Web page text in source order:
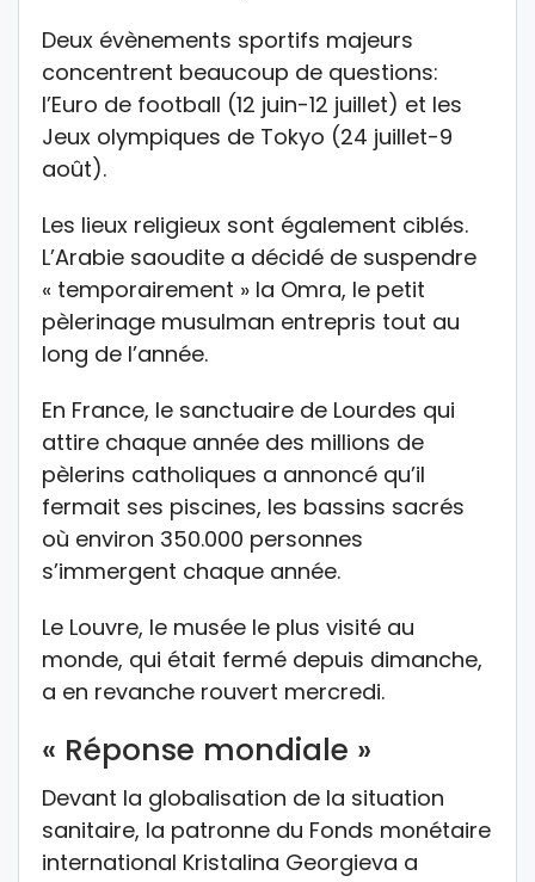
Deux évènements sportifs majeurs
concentrent beaucoup de questions:
l’Euro de football (12 juin-12 juillet) et les
Jeux olympiques de Tokyo (24 juillet-9
août).
Les lieux religieux sont également ciblés.
L’Arabie saoudite a décidé de suspendre
« temporairement » la Omra, le petit
pèlerinage musulman entrepris tout au
long de l’année.
En France, le sanctuaire de Lourdes qui
attire chaque année des millions de
pèlerins catholiques a annoncé qu’il
fermait ses piscines, les bassins sacrés
où environ 350.000 personnes
s’immergent chaque année.
Le Louvre, le musée le plus visité au
monde, qui était fermé depuis dimanche,
a en revanche rouvert mercredi.
« Réponse mondiale »
Devant la globalisation de la situation
sanitaire, la patronne du Fonds monétaire
international Kristalina Georgieva a